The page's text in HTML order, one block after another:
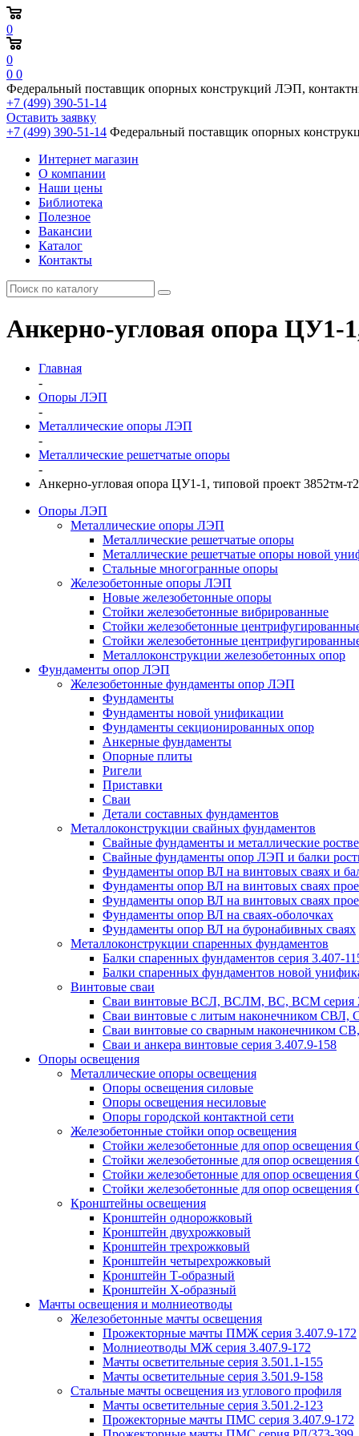
0
0
0 0
Федеральный поставщик опорных конструкций ЛЭП,
+7 (499) 390-51-14
Оставить заявку
+7 (499) 390-51-14 Федеральный поставщик опорных
Интернет магазин
О компании
Наши цены
Библиотека
Полезное
Вакансии
Каталог
Контакты
Анкерно-угловая опора ЦУ1-
Главная
-
Опоры ЛЭП
-
Металлические опоры ЛЭП
-
Металлические решетчатые опоры
-
Анкерно-угловая опора ЦУ1-1, типовой проект 3852тм-т2
Опоры ЛЭП
Металлические опоры ЛЭП
Металлические решетчатые опоры
Металлические решетчатые опоры новой
Стальные многогранные опоры
Железобетонные опоры ЛЭП
Новые железобетонные опоры
Стойки железобетонные вибрированные
Стойки железобетонные
Стойки железобетонные
Металлоконструкции железобетонных опор
Фундаменты опор ЛЭП
Железобетонные фундаменты опор ЛЭП
Фундаменты
Фундаменты новой унификации
Фундаменты секционированных опор
Анкерные фундаменты
Опорные плиты
Ригели
Приставки
Сваи
Детали составных фундаментов
Металлоконструкции свайных фундаментов
Свайные фундаменты и металлические
Свайные фундаменты опор ЛЭП и балки
Фундаменты опор ВЛ на винтовых сваях и
Фундаменты опор ВЛ на винтовых сваях
Фундаменты опор ВЛ на винтовых сваях
Фундаменты опор ВЛ на сваях-оболочках
Фундаменты опор ВЛ на буронабивных сваях
Металлоконструкции спаренных фундаментов
Балки спаренных фундаментов серия 3.407-
Балки спаренных фундаментов новой
Винтовые сваи
Сваи винтовые ВСЛ, ВСЛМ, ВС, ВСМ серия
Сваи винтовые с литым наконечником
Сваи винтовые со сварным наконечником
Сваи и анкера винтовые серия 3.407.9-158
Опоры освещения
Металлические опоры освещения
Опоры освещения силовые
Опоры освещения несиловые
Опоры городской контактной сети
Железобетонные стойки опор освещения
Стойки железобетонные для опор
Стойки железобетонные для опор
Стойки железобетонные для опор
Стойки железобетонные для опор освещения
Кронштейны освещения
Кронштейн однорожковый
Кронштейн двухрожковый
Кронштейн трехрожковый
Кронштейн четырехрожковый
Кронштейн Т-образный
Кронштейн Х-образный
Мачты освещения и молниеотводы
Железобетонные мачты освещения
Прожекторные мачты ПМЖ серия 3.407.9-172
Молниеотводы МЖ серия 3.407.9-172
Мачты осветительные серия 3.501.1-155
Мачты осветительные серия 3.501.9-158
Стальные мачты освещения из углового профиля
Мачты осветительные серия 3.501.2-123
Прожекторные мачты ПМС серия 3.407.9-172